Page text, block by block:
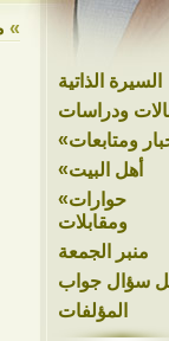
السيرة الذاتية
ودراسات
»ومتابعات
»أهل البيت
»حوارات
ومقابلات
منبر الجمعة
سؤال جواب
المؤلفات
»